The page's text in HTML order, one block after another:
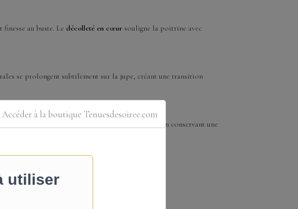
au buste. Le décolleté en cœur souligne la poitrine avec
se prolongent subtilement sur la jupe, créant une transition
cette robe offre un confort optimal tout en conservant une
Accéder à la boutique Tenuesdesoiree.com